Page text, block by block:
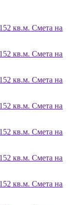
Смета на
Смета на
Смета на
Смета на
Смета на
Смета на
Смета на